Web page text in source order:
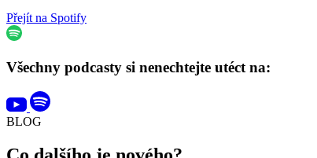
Přejít na Spotify
Všechny podcasty si nenechtejte utéct na:
BLOG